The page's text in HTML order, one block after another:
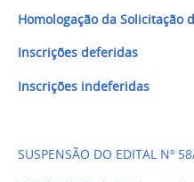
Homologação da Solicitação
Inscrições deferidas
Inscrições indeferidas
SUSPENSÃO DO EDITAL Nº